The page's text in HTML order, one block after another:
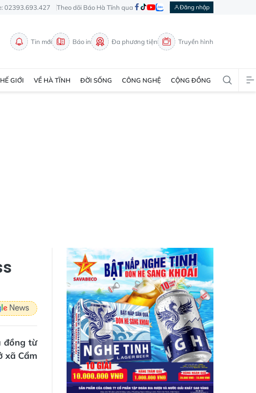
02393.693.427 Theo dõi Báo Hà Tĩnh qua Đăng nhập
Tin mới Báo in Đa phương tiện Truyền hình
GIỚI VỀ HÀ TĨNH ĐỜI SỐNG CÔNG NGHỆ CỘNG ĐỒNG
đồng từ
xã Cẩm